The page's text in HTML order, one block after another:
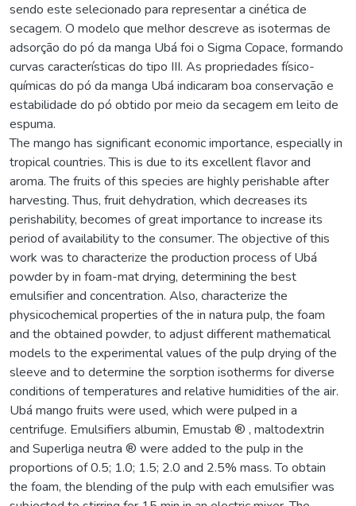
sendo este selecionado para representar a cinética de
secagem. O modelo que melhor descreve as isotermas de
adsorção do pó da manga Ubá foi o Sigma Copace, formando
curvas características do tipo III. As propriedades físico-
químicas do pó da manga Ubá indicaram boa conservação e
estabilidade do pó obtido por meio da secagem em leito de
espuma.
The mango has significant economic importance, especially in
tropical countries. This is due to its excellent flavor and
aroma. The fruits of this species are highly perishable after
harvesting. Thus, fruit dehydration, which decreases its
perishability, becomes of great importance to increase its
period of availability to the consumer. The objective of this
work was to characterize the production process of Ubá
powder by in foam-mat drying, determining the best
emulsifier and concentration. Also, characterize the
physicochemical properties of the in natura pulp, the foam
and the obtained powder, to adjust different mathematical
models to the experimental values of the pulp drying of the
sleeve and to determine the sorption isotherms for diverse
conditions of temperatures and relative humidities of the air.
Ubá mango fruits were used, which were pulped in a
centrifuge. Emulsifiers albumin, Emustab ® , maltodextrin
and Superliga neutra ® were added to the pulp in the
proportions of 0.5; 1.0; 1.5; 2.0 and 2.5% mass. To obtain
the foam, the blending of the pulp with each emulsifier was